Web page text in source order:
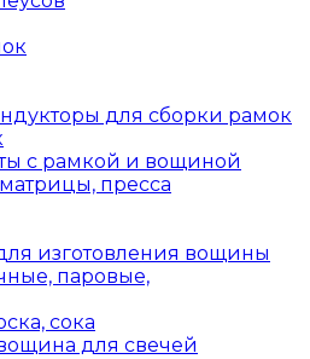
для сборки рамок
с рамкой и вощиной
пресса
изготовления вощины
паровые,
сока
для свечей